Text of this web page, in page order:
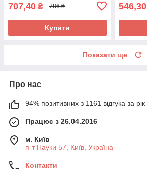
707,40 ₴ 786 ₴
Купити
546,30
Показати ще
Про нас
94% позитивних з 1161 відгука за рік
Працює з 26.04.2016
м. Київ
п-т Науки 57, Київ, Україна
Контакти